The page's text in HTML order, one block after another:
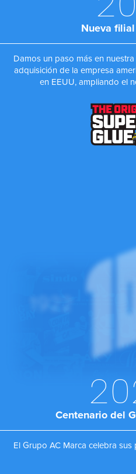
Nueva
Damos un paso más en
adquisición de la empresa
en EEUU, ampliando el
Centenario del
El Grupo AC Marca celebra